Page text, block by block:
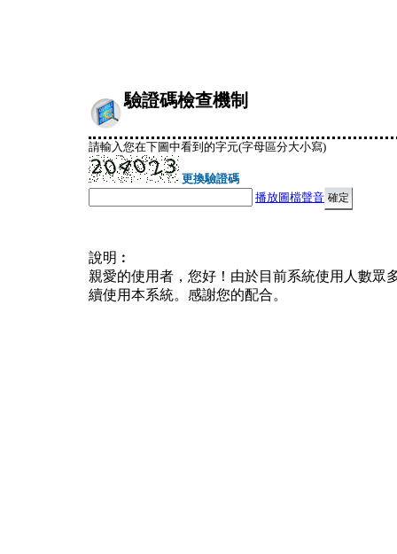
驗證碼檢查機制
請輸入您在下圖中看到的字元(字母區分大小寫)
更換驗證碼
播放圖檔聲音
說明︰
親愛的使用者，您好！由於目前系統使用人數眾
續使用本系統。感謝您的配合。